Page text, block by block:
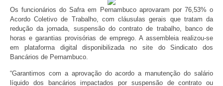
Os funcionários do Safra em Pernambuco aprovaram por 76,53% o
Acordo Coletivo de Trabalho, com cláusulas gerais que tratam da
redução da jornada, suspensão do contrato de trabalho, banco de
horas e garantias provisórias de emprego. A assembleia realizou-se
em plataforma digital disponibilizada no site do Sindicato dos
Bancários de Pernambuco.
“Garantimos com a aprovação do acordo a manutenção do salário
líquido dos bancários impactados por suspensão de contrato ou